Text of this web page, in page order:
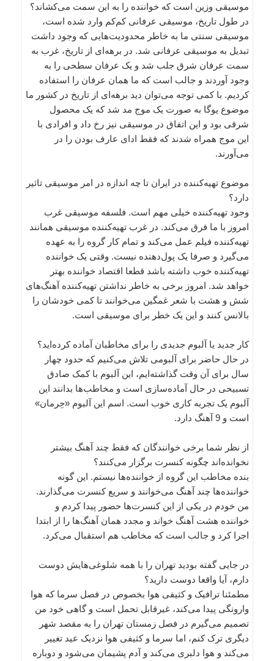
موسیقی وزین است که خواننده را به این سمت می‌کشاند؟
در طول تاریخ، موسیقی عرفانی کم‌کم وارد شده است،
موسیقی سنتی ما به خاطر محدودیت‌هایی که وجود داشت
تبدیل به موسیقی عرفانی شد. در برهه‌ای از تاریخ، غرب به
سمت عرفان شرق جلب شد و یک عرفان سطحی را به
وجود آوردند و جالب است که ما همان عرفان را استفاده
کردیم. با کمی توجه می‌توان دید برهه‌ای از تاریخ در کشور ما
موضوع یوگا به صورت یک موج مد شد که یک محصول
شرقی بود و این اتفاق در موسیقی نیز رخ داد و افرادی با
این موج همراه شدند که فقط ادای عارف بودن را در
می‌آورند.
موضوع تهیه‌کننده در ایران تا چه اندازه در امر موسیقی تاثیر
دارد؟
وجود تهیه‌کننده خیلی مهم است. فلسفه موسیقی غرب
امروز با ما فرق می‌کند. در غرب تهیه‌کننده موسیقی همانند
تهیه‌کننده فیلم عمل می‌کند و تمام کار گروه را به عهده
می‌گیرد و صرفا یک پول‌دهنده نیست. وقتی یک خواننده
تهیه‌کننده خوب داشته باشد قطعا اقتصاد خواننده بهتر
خواهد شد. امروز برخی به خاطر نداشتن تهیه‌کننده آهنگ‌های
شش و هشت با شعر غمگین می‌خوانند تا کمی خودشان را
بالانس کنند و این یک خطر برای موسیقی است.
کار جدید یا آلبوم جدیدی را برای مخاطبان آماده کرده‌اید؟
در حال حاضر برای آلبومی تلاش می‌کنیم که حدود چهار
سال برای آن وقت گذاشته‌ایم، این آلبوم با کمک صادق
تسبیحی در حال آماده‌سازی است و مخاطب‌ها بدانند این
آلبوم یک تجربه کاری خوب است. اسم این آلبوم «حِرمان»
است و 9 آهنگ دارد.
از نظر شما برخی خوانندگان که فقط چند آهنگ بیشتر
نخوانده‌اند چگونه کنسرت برگزار می‌کنند؟
بنده مخاطب این گروه از خواننده‌ها نیستم. این گونه
خواننده‌ها چند آهنگ می‌خوانند و سریع کنسرت می‌گذارند.
من خودم در یکی از این کنسرت‌ها حضور پیدا کردم و
خواننده هشت آهنگ خواند و مجدد همان آهنگ‌ها را از ابتدا
اجرا کرد و جالب است که مخاطب هم استقبال می‌کرد.
در جایی گفته بودید تهران را با همه شلوغی‌هایش دوست
دارم، آیا واقعا دوست دارید؟
مطمئنا ترافیک و کثیفی هوا بخصوص در فصل سرما که هوا
وارونگی پیدا می‌کند، غیرقابل تحمل است و گاهی خود من
تصمیم می‌گیرم در فصل زمستان تهران را به مقصد شهر
دیگری ترک کنم، اما سرما و کثیفی هوا نزدیک عید تغییر
می‌کند و هوا دلبری می‌کند و آدم پشیمان می‌شود و دوباره